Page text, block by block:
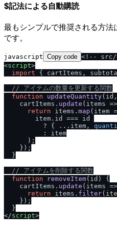
$記法による自動購読
最もシンプルで推奨される方
です。
javascript Copy code <!-- src/
<script>
import { cartItems,
// アイテムの数量を更新する関数
function
updateQuantity( id,
    cartItems.
update ( items =>
return items. map ( item
        item.
id
=== id
          ? { ...item,
          : item
      );
    });
  }
// アイテムを削除する関数
function
removeItem( id ) {
    cartItems.
update ( items =>
return items. filter(
    });
</script>